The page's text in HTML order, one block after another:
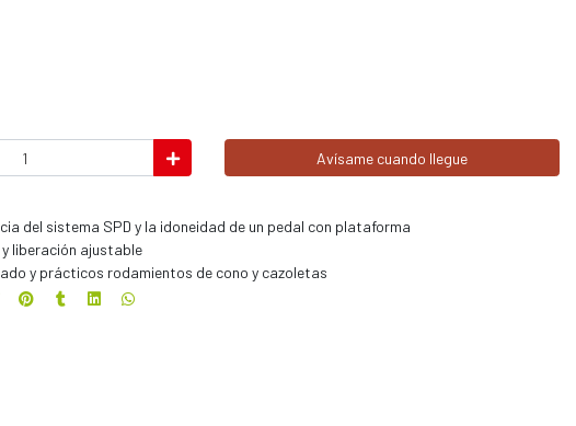
Avísame cuando llegue
del sistema SPD y la idoneidad de un pedal con plataforma
liberación ajustable
y prácticos rodamientos de cono y cazoletas